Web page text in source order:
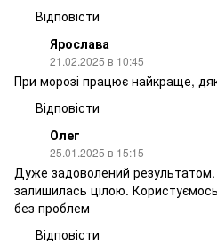
Відповісти
Ярослава
21.02.2025 в 10:45
При морозі працює найкраще,
Відповісти
Олег
25.01.2025 в 15:15
Дуже задоволений
залишилась цілою.
без проблем
Відповісти